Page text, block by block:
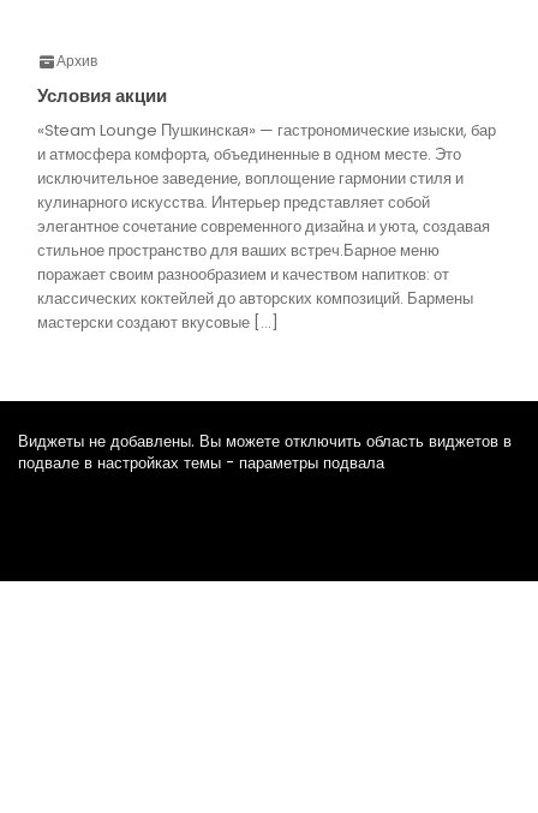
Архив
Условия акции
«Steam Lounge Пушкинская» — гастрономические изыски, бар
и атмосфера комфорта, объединенные в одном месте. Это
исключительное заведение, воплощение гармонии стиля и
кулинарного искусства. Интерьер представляет собой
элегантное сочетание современного дизайна и уюта, создавая
стильное пространство для ваших встреч.Барное меню
поражает своим разнообразием и качеством напитков: от
классических коктейлей до авторских композиций. Бармены
мастерски создают вкусовые […]
Виджеты не добавлены. Вы можете отключить область виджетов в
подвале в настройках темы - параметры подвала